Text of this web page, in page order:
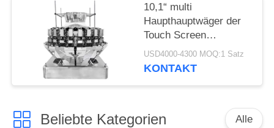
10,1“ multi
Haupthauptwäger der
Touch Screen
Kartoffelchip-24
USD4000-4300 MOQ:1 Satz
KONTAKT
Beliebte Kategorien Alle